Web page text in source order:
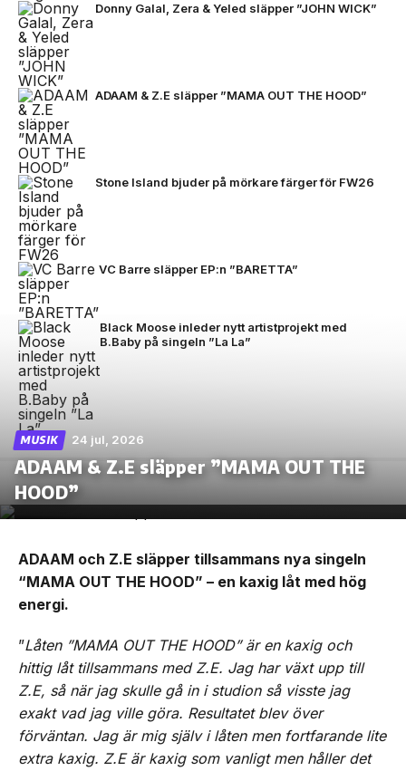
Donny Galal, Zera & Yeled släpper ”JOHN WICK”
ADAAM & Z.E släpper ”MAMA OUT THE HOOD”
Stone Island bjuder på mörkare färger för FW26
VC Barre släpper EP:n ”BARETTA”
Black Moose inleder nytt artistprojekt med
B.Baby på singeln ”La La”
MUSIK 24 jul, 2026
ADAAM & Z.E släpper ”MAMA OUT THE
HOOD”
ADAAM och Z.E släpper tillsammans nya singeln
“MAMA OUT THE HOOD” – en kaxig låt med hög
energi.
”Låten ”MAMA OUT THE HOOD” är en kaxig och
hittig låt tillsammans med Z.E. Jag har växt upp till
Z.E, så när jag skulle gå in i studion så visste jag
exakt vad jag ville göra. Resultatet blev över
förväntan. Jag är mig själv i låten men fortfarande lite
extra kaxig. Z.E är kaxig som vanligt men håller det